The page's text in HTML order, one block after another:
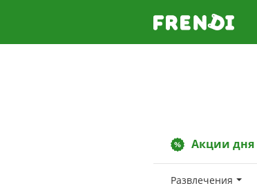
Акции дня
Развлечения